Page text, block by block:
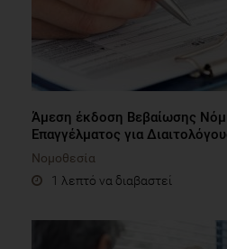
Άμεση έκδοση Βεβαίωσης
Επαγγέλματος για
Νομοθεσία
1 λεπτό να διαβαστεί